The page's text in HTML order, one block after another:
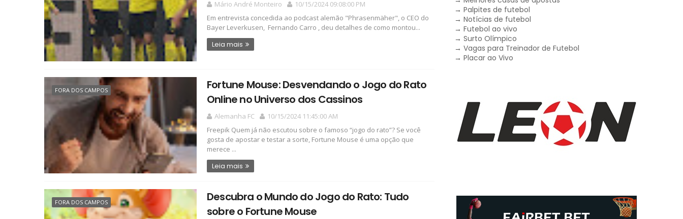
Mário André Monteiro
10/15/2024 09:08:00 PM
Em entrevista concedida ao podcast alemão "Phrasenmäher", o CEO do
Bayer Leverkusen, Fernando Carro , deu detalhes de como montou...
Leia mais
FORA DOS CAMPOS
Fortune Mouse: Desvendando o Jogo do Rato
Online no Universo dos Cassinos
Alemanha FC
10/15/2024 11:45:00 AM
Freepik Quem já não escutou sobre o famoso “jogo do rato”? Se você
gosta de apostar e testar a sorte, Fortune Mouse é uma opção que
merece ...
Leia mais
FORA DOS CAMPOS
Descubra o Mundo do Jogo do Rato: Tudo
sobre o Fortune Mouse
→Palpites de futebol
→Notícias de futebol
→Futebol ao vivo
→Surto Olímpico
→Vagas para Treinador de Futebol
→Placar ao Vivo